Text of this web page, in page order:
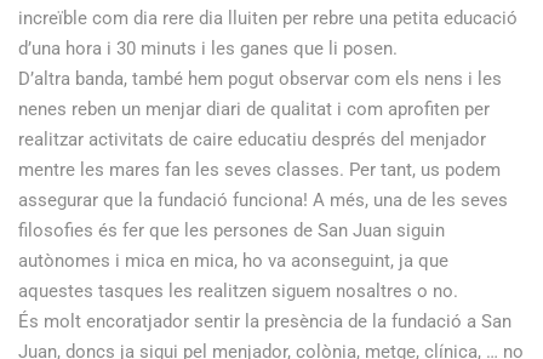
increïble com dia rere dia lluiten per rebre una petita educació
d’una hora i 30 minuts i les ganes que li posen.
D’altra banda, també hem pogut observar com els nens i les
nenes reben un menjar diari de qualitat i com aprofiten per
realitzar activitats de caire educatiu després del menjador
mentre les mares fan les seves classes. Per tant, us podem
assegurar que la fundació funciona! A més, una de les seves
filosofies és fer que les persones de San Juan siguin
autònomes i mica en mica, ho va aconseguint, ja que
aquestes tasques les realitzen siguem nosaltres o no.
És molt encoratjador sentir la presència de la fundació a San
Juan, doncs ja sigui pel menjador, colònia, metge, clínica, … no